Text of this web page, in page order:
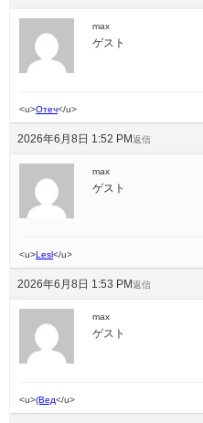
max
ゲスト
<u>Отеч</u>
2026年6月8日 1:52 PM 返信
max
ゲスト
<u> Lesl </u>
2026年6月8日 1:53 PM 返信
max
ゲスト
<u>(Вед</u>